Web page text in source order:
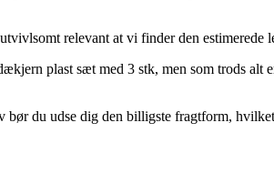
relevant at vi finder den estimerede
plast sæt med 3 stk, men som trods alt
bør du udse dig den billigste fragtform,